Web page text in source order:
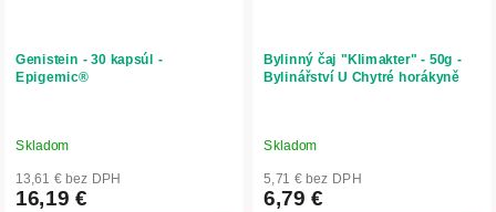
Genistein - 30 kapsúl -
Epigemic®
Skladom
13,61 € bez DPH
16,19 €
Bylinný čaj "Klimakter" - 50g -
Bylinářství U Chytré horákyně
Skladom
5,71 € bez DPH
6,79 €